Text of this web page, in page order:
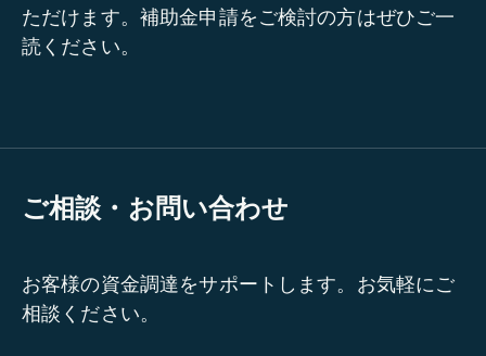
ただけます。補助金申請をご検討の方はぜひご一
読ください。
ご相談・お問い合わせ
お客様の資金調達をサポートします。お気軽にご
相談ください。